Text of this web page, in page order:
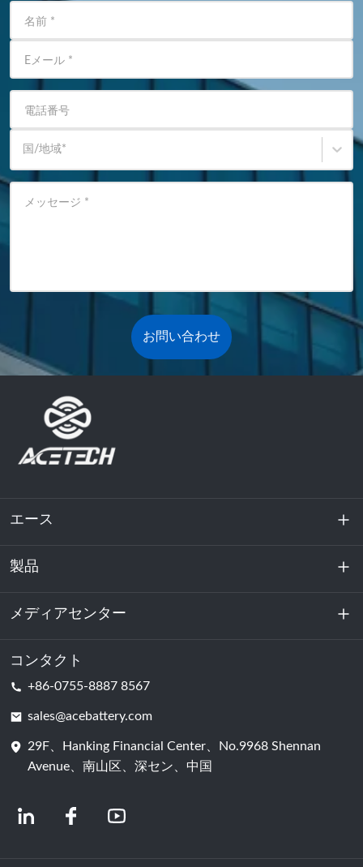
名前 *
Eメール *
電話番号
国/地域*
メッセージ *
お問い合わせ
エース
私たちに関しては
持続可能性
製品
エネルギー貯蔵
データセンターおよびサーバー室
バッテリーセル
メディアセンター
ニュース
コンタクト
+86-0755-8887 8567
sales@acebattery.com
29F、Hanking Financial Center、No.9968 Shennan
Avenue、南山区、深セン、中国